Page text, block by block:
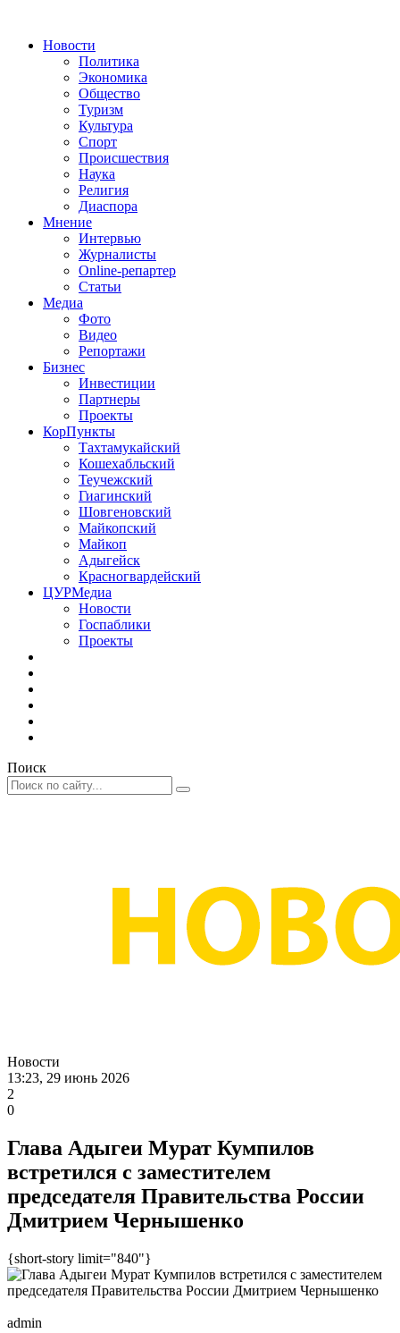
Новости
Политика
Экономика
Общество
Туризм
Культура
Спорт
Происшествия
Наука
Религия
Диаспора
Мнение
Интервью
Журналисты
Online-репартер
Статьи
Медиа
Фото
Видео
Репортажи
Бизнес
Инвестиции
Партнеры
Проекты
КорПункты
Тахтамукайский
Кошехабльский
Теучежский
Гиагинский
Шовгеновский
Майкопский
Майкоп
Адыгейск
Красногвардейский
ЦУРМедиа
Новости
Госпаблики
Проекты
Поиск
Новости
13:23, 29 июнь 2026
2
0
Глава Адыгеи Мурат Кумпилов
встретился с заместителем
председателя Правительства России
Дмитрием Чернышенко
{short-story limit="840"}
admin